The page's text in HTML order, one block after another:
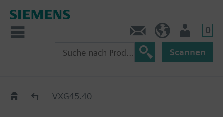
0
Scannen
Austauschhilfe
VXG45.40